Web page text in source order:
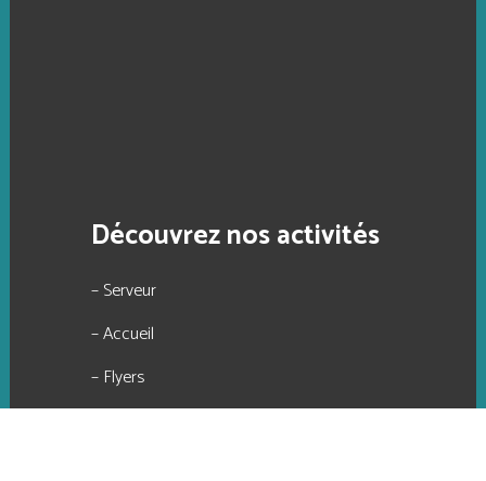
Découvrez nos activités
– Serveur
– Accueil
– Flyers